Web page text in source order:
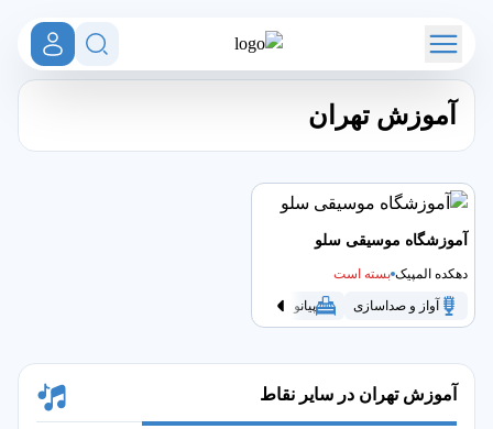
آموزش تهران
آموزش تهران در سایر نقاط
آموزشگاه موسیقی سلو
دهکده المپیک بسته است
آواز و صداسازی پیانو